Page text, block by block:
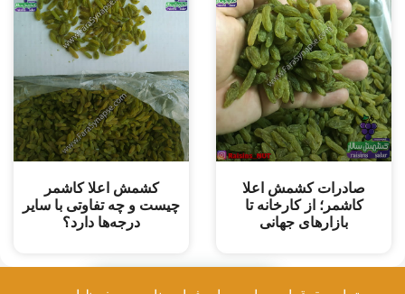
صادرات کشمش اعلا
کاشمر؛ از کارخانه تا
بازارهای جهانی
کشمش اعلا کاشمر
چیست و چه تفاوتی با سایر
درجه‌ها دارد؟